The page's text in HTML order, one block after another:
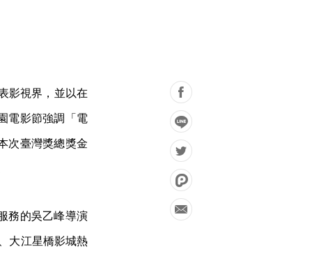
影視界，並以在
電影節強調「電
次臺灣獎總獎金
務的吳乙峰導演
大江星橋影城熱